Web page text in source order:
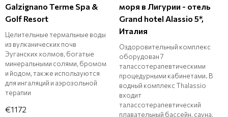
Galzignano Terme Spa &
Golf Resort
Целительные термальные воды
из вулканических почв
Эуганских холмов, богатые
минеральными солями, бромом
и йодом, также используются
для ингаляций и аэрозольной
терапии
€1172
моря в Лигурии - отель
Grand hotel Alassio 5*,
Италия
Оздоровительный комплекс
оборудован 7
талассотерапевтическими
процедурными кабинетами. В
водный комплекс Thalassio
входит
талассотерапевтический
плавательный бассейн, сауна,